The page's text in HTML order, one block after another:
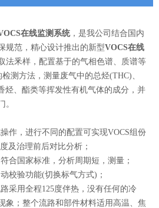
在线监测系统，是我公司结合国内
规范，精心设计推出的新型VOCS在线
法釆样，配置基于的气相色谱、质谱等
测方法，测量废气中的总烃(THC)、
烃、酯类等挥发性有机气体的成分，并
。
作，进行不同的配置可实现VOCS组份
及治理前后对比分析；
合国家标准，分析周期短，测量；
校验功能(切换标气方式)；
采用全程125度伴热，没有任何的冷
象；整个流路和部件材料适用高温、焦